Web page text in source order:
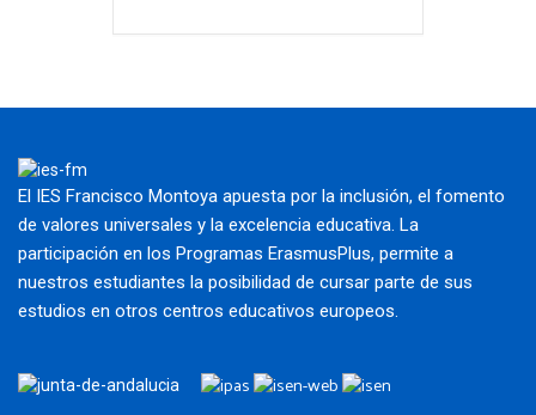
El IES Francisco Montoya apuesta por la inclusión, el fomento
de valores universales y la excelencia educativa. La
participación en los Programas ErasmusPlus, permite a
nuestros estudiantes la posibilidad de cursar parte de sus
estudios en otros centros educativos europeos.